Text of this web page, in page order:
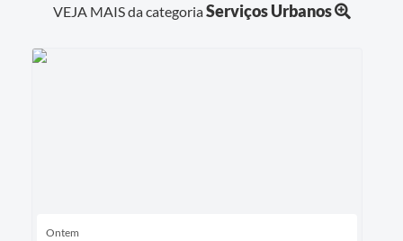
VEJA MAIS da categoriaServiços Urbanos
Ontem